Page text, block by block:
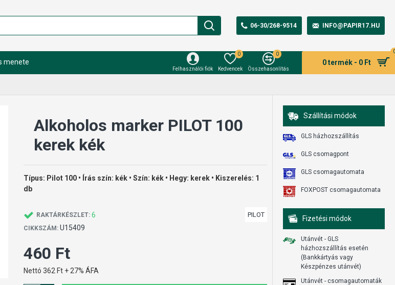
06-30/268-9514 INFO@PAPIR17.HU
menete
Felhasználói fiók Kedvencek
0
Összehasonlítás
0
0 termék - 0 Ft
Alkoholos marker PILOT 100
kerek kék
Típus: Pilot 100 • Írás szín: kék • Szín: kék • Hegy: kerek • Kiszerelés: 1
db
RAKTÁRKÉSZLET: 6
CIKKSZÁM: U15409
PILOT
460 Ft
Nettó 362 Ft + 27% ÁFA
Szállítási módok
GLS házhozszállítás
GLS csomagpont
GLS csomagautomata
FOXPOST csomagautomata
Fizetési módok
Utánvét - GLS
házhozszállítás esetén
(Bankkártyás vagy
Készpénzes utánvét)
Utánvét - csomagautomaták